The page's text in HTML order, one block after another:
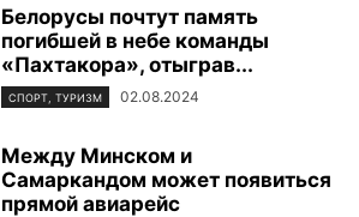
Белорусы почтут память
погибшей в небе команды
«Пахтакора», отыграв...
СПОРТ, ТУРИЗМ 02.08.2024
Между Минском и
Самаркандом может появиться
прямой авиарейс